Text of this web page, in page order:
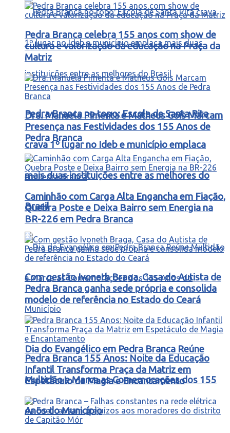
Pedra Branca no topo: Escola de Santa Rita
crava 1º lugar no Ideb e município emplaca
mais duas instituições entre as melhores do
Brasil
Dia do Evangélico em Pedra Branca Reúne
Multidão e Marca as Comemorações dos 155
Anos do Município
Pedra Branca celebra 155 anos com show de
cultura e valorização da educação na Praça da
Matriz
Dra. Manuela Pimenta e Matheus Gois Marcam
Presença nas Festividades dos 155 Anos de
Pedra Branca
Caminhão com Carga Alta Engancha em Fiação,
Quebra Poste e Deixa Bairro sem Energia na
BR-226 em Pedra Branca
Com gestão Ivoneth Braga, Casa do Autista de
Pedra Branca ganha sede própria e consolida
modelo de referência no Estado do Ceará
Pedra Branca 155 Anos: Noite da Educação
Infantil Transforma Praça da Matriz em
Espetáculo de Magia e Encantamento